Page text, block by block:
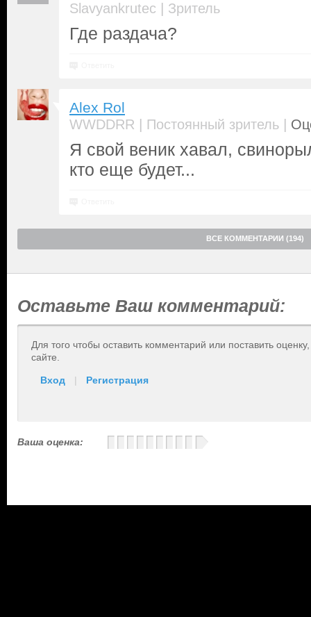
Slavyankrutec | Зритель
Где раздача?
Alex Rol
WWDDRR | Постоянный зритель |
Я свой веник хавал,
кто еще будет...
ВСЕ КОММЕНТАРИИ (194)
Оставьте Ваш комментарий:
Для того чтобы оставить комментарий или поставить
сайте.
Вход | Регистрация
Ваша оценка: